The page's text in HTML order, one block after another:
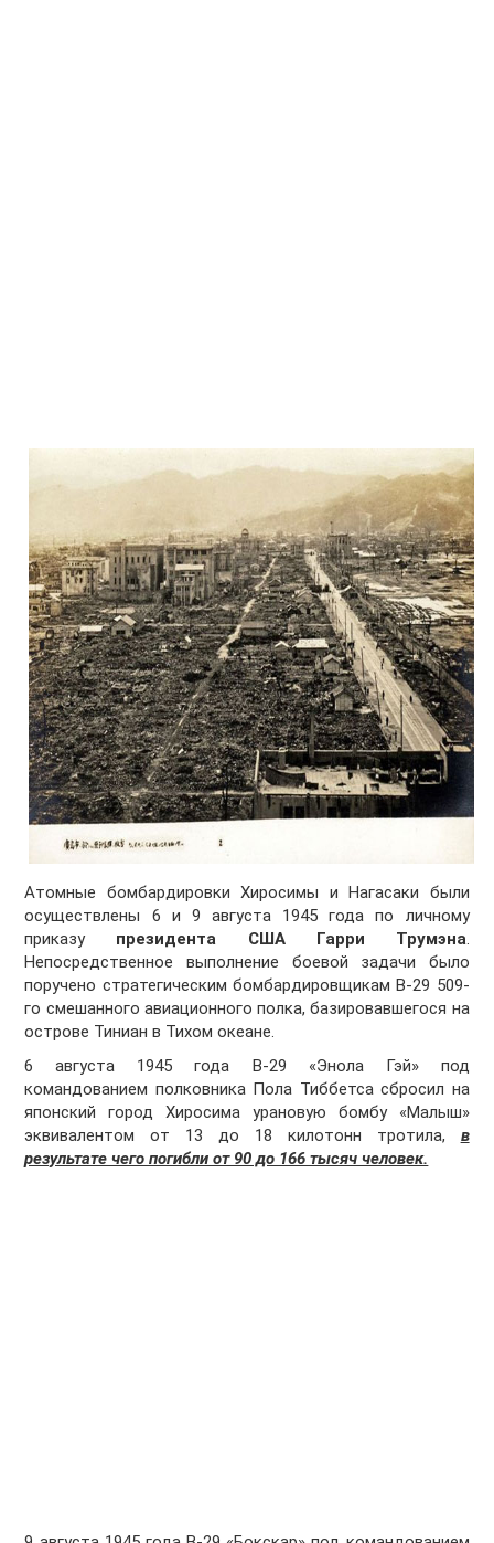
Атомные бомбардировки Хиросимы и Нагасаки были
осуществлены 6 и 9 августа 1945 года по личному
приказу президента США Гарри Трумэна.
Непосредственное выполнение боевой задачи было
поручено стратегическим бомбардировщикам В-29 509-
го смешанного авиационного полка, базировавшегося на
острове Тиниан в Тихом океане.
6 августа 1945 года В-29 «Энола Гэй» под
командованием полковника Пола Тиббетса сбросил на
японский город Хиросима урановую бомбу «Малыш»
эквивалентом от 13 до 18 килотонн тротила, в
результате чего погибли от 90 до 166 тысяч человек.